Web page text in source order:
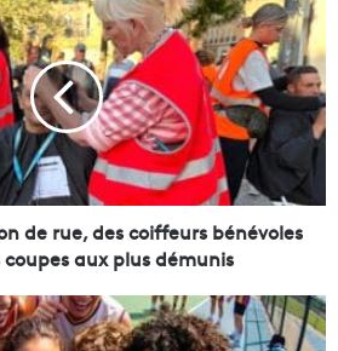
de rue, des coiffeurs bénévoles
aux plus démunis